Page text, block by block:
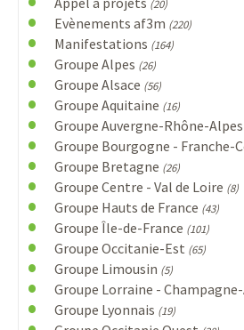
(20)
Evènements af3m (220)
Manifestations (164)
Groupe Alpes (26)
Groupe Alsace (56)
Groupe Aquitaine (16)
Groupe Auvergne-Rhône-Alpes
Groupe Bourgogne - Franche-
Groupe Bretagne (26)
Groupe Centre - Val de Loire (8)
Groupe Hauts de France (43)
Groupe Île-de-France (101)
Groupe Occitanie-Est (65)
Groupe Limousin (5)
Groupe Lorraine -
Groupe Lyonnais (19)